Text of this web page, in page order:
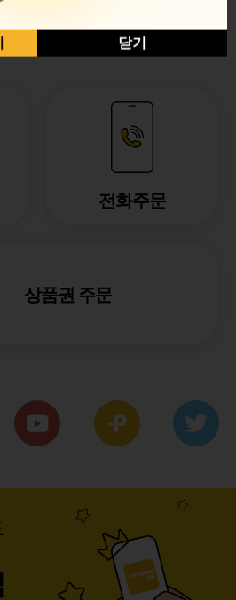
전화주문
상품권 주문
닫기